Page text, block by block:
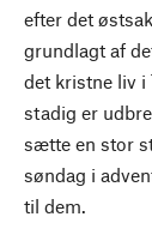
efter det
grundlagt af
det kristne liv i
stadig er
sætte en stor
søndag i
til dem.